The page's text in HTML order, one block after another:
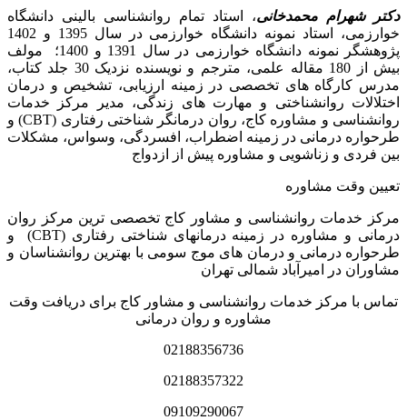
دکتر شهرام محمدخانی، استاد تمام روانشناسی بالینی دانشگاه
خوارزمی، استاد نمونه دانشگاه خوارزمی در سال 1395 و 1402
پژوهشگر نمونه دانشگاه خوارزمی در سال 1391 و 1400؛ مولف
بیش از 180 مقاله علمی، مترجم و نویسنده نزدیک 30 جلد کتاب،
مدرس کارگاه­ های تخصصی در زمینه ارزیابی، تشخیص و درمان
اختلالات روانشناختی و مهارت های زندگی، مدیر مرکز خدمات
روانشناسی و مشاوره کاج، روان­ درمانگر شناختی رفتاری (CBT) و
طرحواره درمانی در زمینه اضطراب، افسردگی، وسواس، مشکلات
بین فردی و زناشویی و مشاوره پیش از ازدواج
تعیین وقت مشاوره
مرکز خدمات روانشناسی و مشاور کاج تخصصی‏ ترین مرکز روان
درمانی و مشاوره در زمینه درمان‏های شناختی رفتاری (CBT) و
طرحواره درمانی و درمان های موج سومی با بهترین روانشناسان و
مشاوران در امیرآباد شمالی تهران
تماس با مرکز خدمات روانشناسی و مشاور کاج برای دریافت وقت
مشاوره و روان درمانی
02188356736
02188357322
09109290067